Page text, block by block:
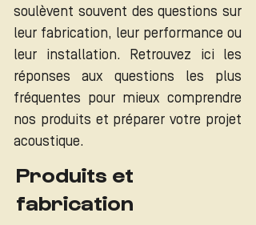
soulèvent souvent des questions sur
leur fabrication, leur performance ou
leur installation. Retrouvez ici les
réponses aux questions les plus
fréquentes pour mieux comprendre
nos produits et préparer votre projet
acoustique.
Produits et
fabrication